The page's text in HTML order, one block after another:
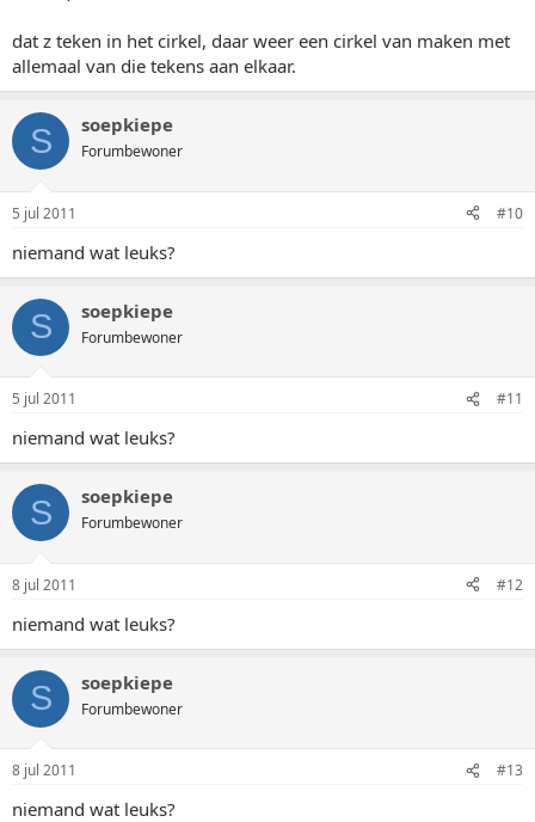
dat z teken in het cirkel, daar weer een cirkel van maken met
allemaal van die tekens aan elkaar.
S soepkiepe
Forumbewoner
5 jul 2011 #10
niemand wat leuks?
S soepkiepe
Forumbewoner
5 jul 2011 #11
niemand wat leuks?
S soepkiepe
Forumbewoner
8 jul 2011 #12
niemand wat leuks?
S soepkiepe
Forumbewoner
8 jul 2011 #13
niemand wat leuks?